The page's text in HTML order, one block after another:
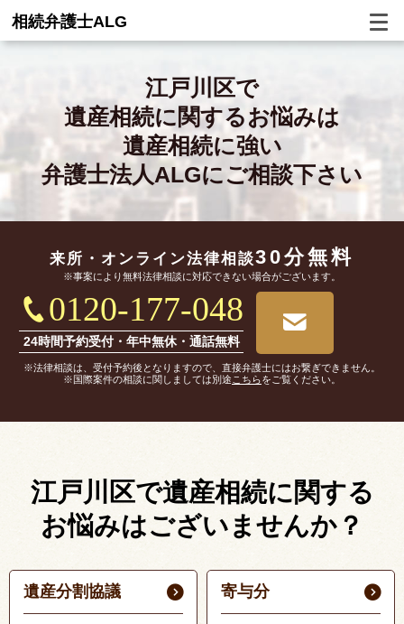
相続弁護士ALG
江戸川区で
遺産相続に関するお悩みは
遺産相続に強い
弁護士法人ALGにご相談下さい
来所・オンライン法律相談30分無料
※事案により無料法律相談に対応できない場合がございます。
0120-177-048
24時間予約受付・年中無休・通話無料
※法律相談は、受付予約後となりますので、直接弁護士にはお繋ぎできません。
※国際案件の相談に関しましては別途 こちらをご覧ください。
江戸川区で遺産相続に関する
お悩みはございませんか？
遺産分割協議 寄与分